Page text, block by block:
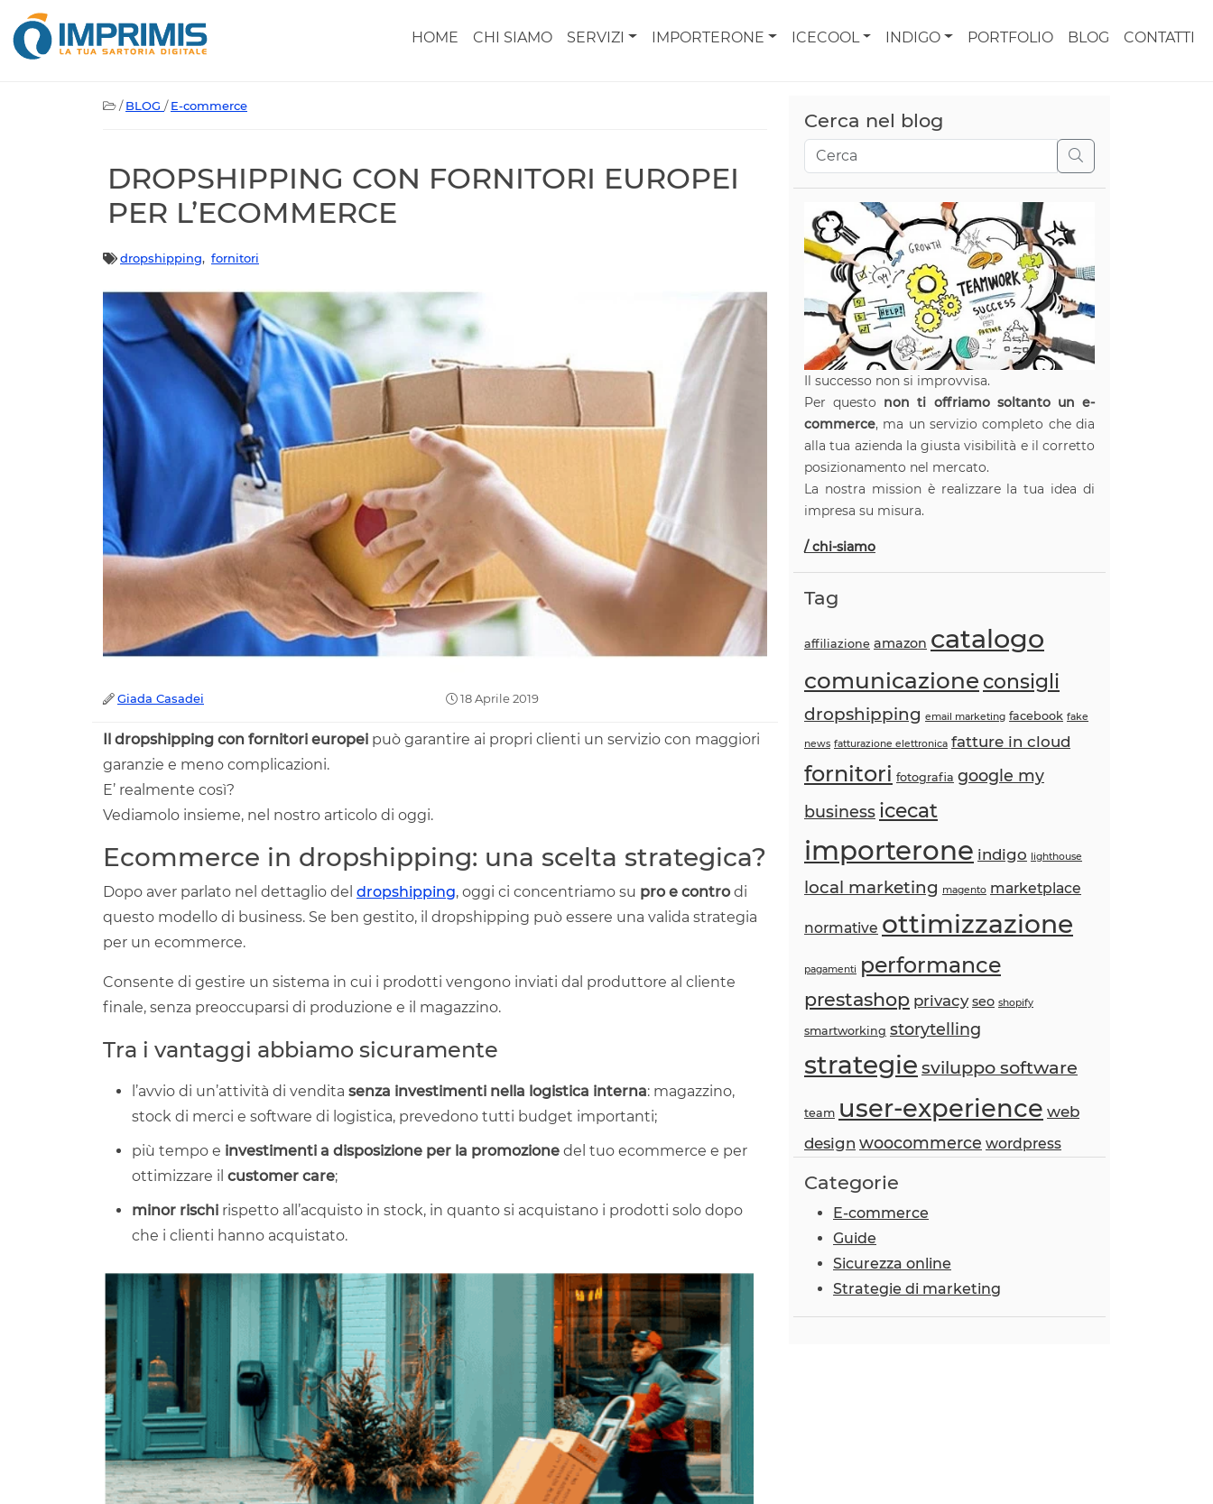
HOME CHI SIAMO SERVIZI IMPORTERONE ICECOOL INDIGO PORTFOLIO BLOG CONTATTI
/BLOG /E-commerce
DROPSHIPPING CON FORNITORI EUROPEI
PER L’ECOMMERCE
dropshipping, fornitori
Giada Casadei 18 Aprile 2019
Il dropshipping con fornitori europei può garantire ai propri clienti un servizio con maggiori
garanzie e meno complicazioni.
E’ realmente così?
Vediamolo insieme, nel nostro articolo di oggi.
Ecommerce in dropshipping: una scelta strategica?
Dopo aver parlato nel dettaglio del dropshipping, oggi ci concentriamo su pro e contro di
questo modello di business. Se ben gestito, il dropshipping può essere una valida strategia
per un ecommerce.
Consente di gestire un sistema in cui i prodotti vengono inviati dal produttore al cliente
finale, senza preoccuparsi di produzione e il magazzino.
Tra i vantaggi abbiamo sicuramente
l’avvio di un’attività di vendita senza investimenti nella logistica interna: magazzino,
stock di merci e software di logistica, prevedono tutti budget importanti;
più tempo e investimenti a disposizione per la promozione del tuo ecommerce e per
ottimizzare il customer care;
minor rischi rispetto all’acquisto in stock, in quanto si acquistano i prodotti solo dopo
che i clienti hanno acquistato.
Cerca nel blog
Il successo non si improvvisa.
Per questo non ti offriamo soltanto un e-
commerce, ma un servizio completo che dia
alla tua azienda la giusta visibilità e il corretto
posizionamento nel mercato.
La nostra mission è realizzare la tua idea di
impresa su misura.
/ chi-siamo
Tag
affiliazione amazon catalogo
comunicazione consigli
dropshipping email marketing facebook fake
news fatturazione elettronica fatture in cloud
fornitori fotografia google my
business icecat
importerone indigo lighthouse
local marketing magento marketplace
normative ottimizzazione
pagamenti performance
prestashop privacy seo shopify
smartworking storytelling
strategie sviluppo software
team user-experience web
design woocommerce wordpress
Categorie
E-commerce
Guide
Sicurezza online
Strategie di marketing